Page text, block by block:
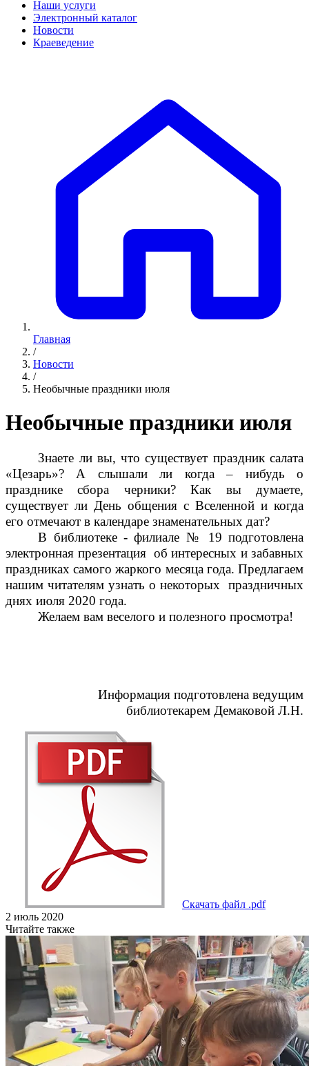
Наши услуги
Электронный каталог
Новости
Краеведение
Главная
/
Новости
/
Необычные праздники июля
Необычные праздники июля
Знаете ли вы, что существует праздник салата
«Цезарь»? А слышали ли когда – нибудь о
празднике сбора черники? Как вы думаете,
существует ли День общения с Вселенной и когда
его отмечают в календаре знаменательных дат?
В библиотеке - филиале № 19 подготовлена
электронная презентация об интересных и забавных
праздниках самого жаркого месяца года. Предлагаем
нашим читателям узнать о некоторых праздничных
днях июля 2020 года.
Желаем вам веселого и полезного просмотра!
Информация подготовлена ведущим
библиотекарем Демаковой Л.Н.
Скачать файл .pdf
2 июль 2020
Читайте также